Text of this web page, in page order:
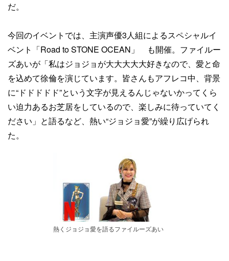
だ。
今回のイベントでは、主演声優3人組によるスペシャルイ
ベント「Road to STONE OCEAN」 も開催。ファイルー
ズあいが「私はジョジョが大大大大大好きなので、愛と命
を込めて徐倫を演じています。皆さんもアフレコ中、背景
に“ドドドドド”という文字が見えるんじゃないかってくら
い迫力あるお芝居をしているので、楽しみに待っていてく
ださい」と語るなど、熱い“ジョジョ愛”が繰り広げられ
た。
熱くジョジョ愛を語るファイルーズあい